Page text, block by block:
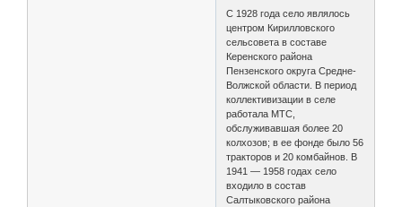
С 1928 года село являлось
центром Кирилловского
сельсовета в составе
Керенского района
Пензенского округа Средне-
Волжской области. В период
коллективизации в селе
работала МТС,
обслуживавшая более 20
колхозов; в ее фонде было 56
тракторов и 20 комбайнов. В
1941 — 1958 годах село
входило в состав
Салтыковского района